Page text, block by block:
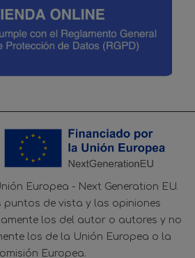
Europea - Next Generation EU.
puntos de vista y las opiniones
los del autor o autores y no
los de la Unión Europea o la
Europea.